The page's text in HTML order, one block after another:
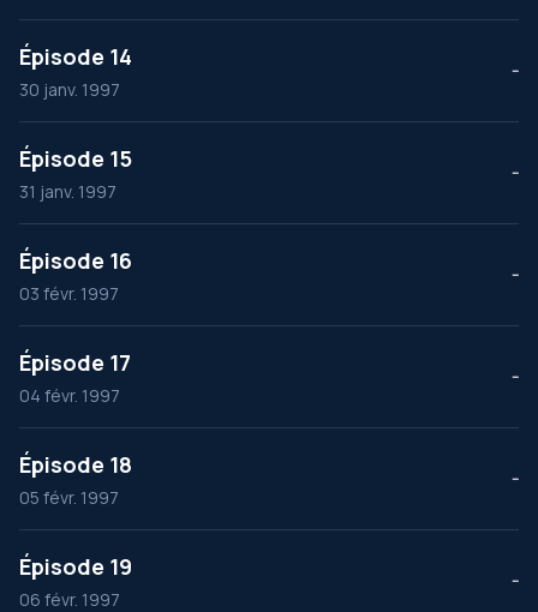
Épisode 14
30 janv. 1997
--
Épisode 15
31 janv. 1997
--
Épisode 16
03 févr. 1997
--
Épisode 17
04 févr. 1997
--
Épisode 18
05 févr. 1997
--
Épisode 19
06 févr. 1997
--